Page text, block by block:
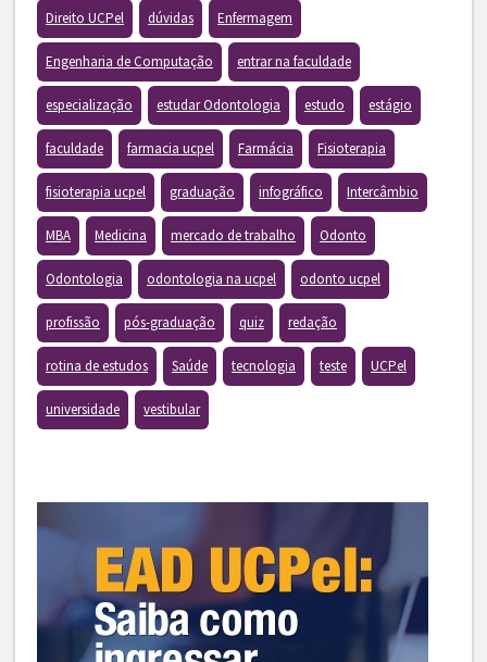
Direito UCPel dúvidas Enfermagem
Engenharia de Computação entrar na faculdade
especialização estudar Odontologia estudo estágio
faculdade farmacia ucpel Farmácia Fisioterapia
fisioterapia ucpel graduação infográfico Intercâmbio
MBA Medicina mercado de trabalho Odonto
Odontologia odontologia na ucpel odonto ucpel
profissão pós-graduação quiz redação
rotina de estudos Saúde tecnologia teste UCPel
universidade vestibular